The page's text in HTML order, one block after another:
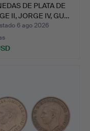
DE PLATA DE
II, JORGE IV, GU…
6 ago 2026